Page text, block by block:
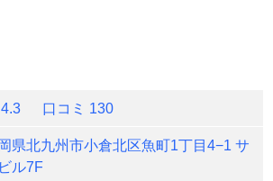
口コミ 130
県北九州市小倉北区魚町1丁目4−1 サ
ル7F